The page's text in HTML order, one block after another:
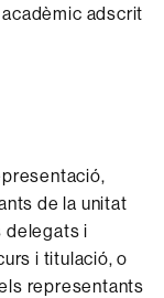
acadèmic adscrit
de la unitat
delegats i
i titulació, o
representants